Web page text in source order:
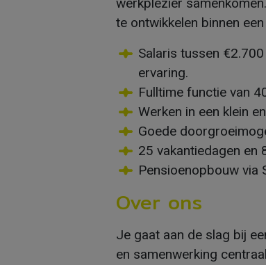
te ontwikkelen binnen
Salaris tussen
ervaring.
Fulltime functie van
Werken in een klein
Goede
25 vakantiedagen
Pensioenopbouw via
Over ons
Je gaat aan de slag bij
en samenwerking